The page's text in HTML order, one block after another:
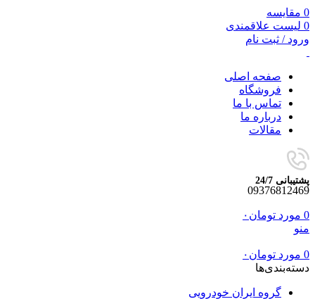
0 مقایسه
0 لیست علاقمندی
ورود / ثبت نام
صفحه اصلی
فروشگاه
تماس با ما
درباره ما
مقالات
پشتیبانی 24/7
09376812469
0 مورد تومان ۰
منو
0 مورد تومان ۰
دسته‌بندی‌ها
گروه ایران خودرویی